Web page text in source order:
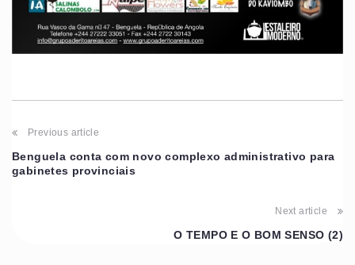
Previous article
Benguela conta com novo complexo administrativo para
gabinetes provinciais
Next article
O TEMPO E O BOM SENSO (2)